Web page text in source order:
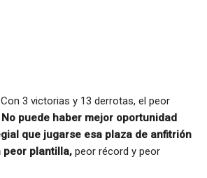
Con 3 victorias y 13 derrotas, el peor
No puede haber mejor oportunidad
que jugarse esa plaza de anfitrión
peor plantilla, peor récord y peor